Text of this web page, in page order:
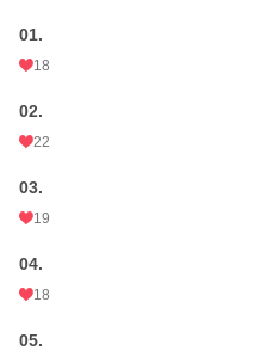
01.
18
02.
22
03.
19
04.
18
05.